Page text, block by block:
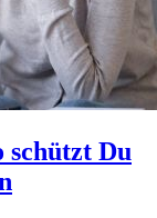
schützt Du